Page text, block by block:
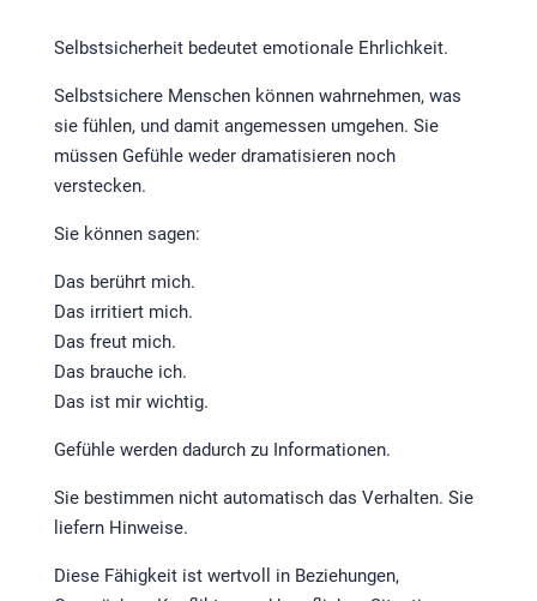
Selbstsicherheit bedeutet emotionale Ehrlichkeit.
Selbstsichere Menschen können wahrnehmen, was
sie fühlen, und damit angemessen umgehen. Sie
müssen Gefühle weder dramatisieren noch
verstecken.
Sie können sagen:
Das berührt mich.
Das irritiert mich.
Das freut mich.
Das brauche ich.
Das ist mir wichtig.
Gefühle werden dadurch zu Informationen.
Sie bestimmen nicht automatisch das Verhalten. Sie
liefern Hinweise.
Diese Fähigkeit ist wertvoll in Beziehungen,